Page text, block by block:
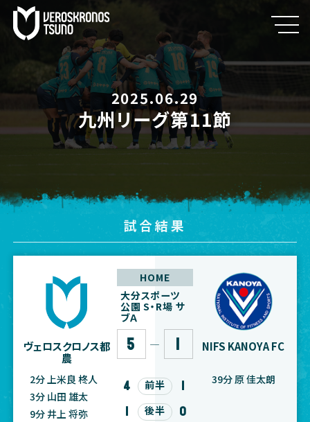
2025.06.29
九州リーグ第11節
試合結果
ヴェロスクロノス都
農
HOME
大分スポーツ
公園 S・R場 サ
ブＡ
5 ― 1 NIFS KANOYA FC
2分 上米良 柊人
3分 山田 雄太
9分 井上 将弥
4 前半
1
1
後半 0
39分 原 佳太朗